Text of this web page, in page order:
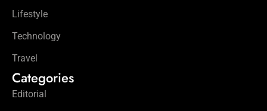
Lifestyle
Technology
Travel
Categories
Editorial